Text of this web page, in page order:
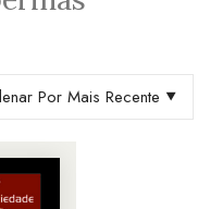
Por Mais Recente